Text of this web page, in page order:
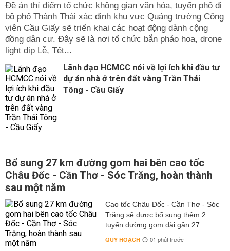
Đề án thí điểm tổ chức không gian văn hóa, tuyến phố đi
bộ phố Thành Thái xác định khu vực Quảng trường Công
viên Cầu Giấy sẽ triển khai các hoạt động dành cộng
đồng dân cư. Đây sẽ là nơi tổ chức bắn pháo hoa, drone
light dịp Lễ, Tết...
Lãnh đạo HCMCC nói về lợi ích khi đầu tư
dự án nhà ở trên đất vàng Trần Thái
Tông - Cầu Giấy
Bổ sung 27 km đường gom hai bên cao tốc
Châu Đốc - Cần Thơ - Sóc Trăng, hoàn thành
sau một năm
Cao tốc Châu Đốc - Cần Thơ - Sóc
Trăng sẽ được bổ sung thêm 2
tuyến đường gom dài gần 27...
QUY HOẠCH 01 phút trước